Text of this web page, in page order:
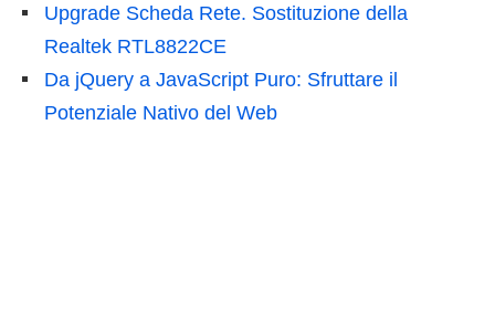
Upgrade Scheda Rete. Sostituzione della
Realtek RTL8822CE
Da jQuery a JavaScript Puro: Sfruttare il
Potenziale Nativo del Web